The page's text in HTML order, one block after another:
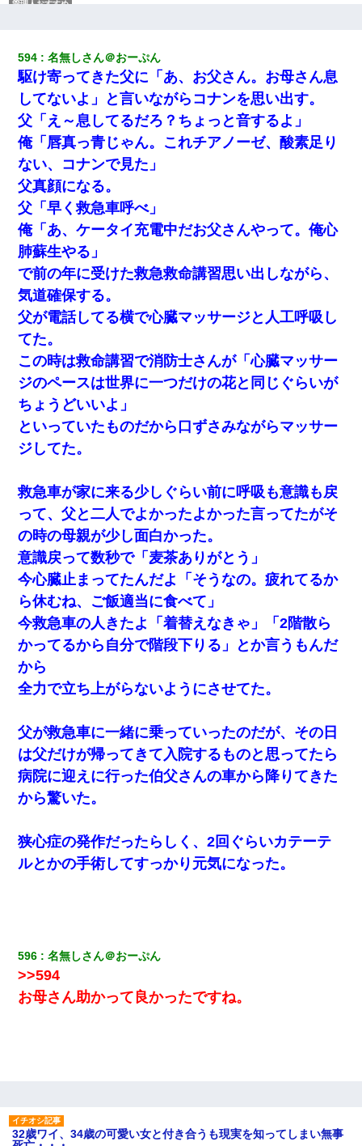
上司「何なの、この書類！！」私「あの‥」上司「今は私が話し
てるの！」私「ですから」上司「黙って聞きなさい！」私「それ
は」上司「言い訳しない！」→結果ｗｗｗｗｗ
ＤＮＡ検査『血縁関係０％』旦那「やっぱり托卵だったんだ…」
嫁「本当に身に覚えがない」「なにかの間違いだ！取り違え
だ！」→ 嫁「あっ」
近所のお寺に住み込みで手伝いしてる知的障害のオッサンがい
た。ある日、オッサンが火かき棒を持って顔を真っ赤にしながら
走り回っていて…
元旦那から復縁要請。息子「最新型のiPhoneも買えない貧乏は嫌
だ、再婚して」私「なら父親と暮らせ」息子「やった＾＾」私
（もう手遅れだったんだな…）
【画像】女の子「お母さん！！私ようやくファッションモデルに
選ばれたの！絶対見に来てね！」→悲しい結果がこれ・・・
妻が亡くなったんだけど正直ガチで嬉しい
【衝撃】婚約者「兄と結婚はするけど嫁入りするわけじゃない。
お互い干渉はしないようにしましょう」→ その後に結納金の話を
結婚生活10ヶ月目で嫁から一方的に「もう冷めた」と離婚切り出
された
13歳娘が元嫁のところから逃げてきた。どう扱ったらいいのかわ
からない
【画像】女上司(30)「終電なくなったね…部屋くる？」ワイ「行
きます！」
転職先が決まったので退職の意思を伝えたら。上司「無責任」
「簡単には辞めさせない」私（どうせ辞めるし…）→ 思いっきり
反論をしてみた
彼にプロポーズされたんだけど、実は資産家だと知って婚約破棄
した。B子「A男くんと別れたって本当？私が付き合ってもい
い？」
高1のとき男に襲われ、不妊の叔母に頼まれて出産。→叔母夫婦が
旦那の元嫁「離婚したとはいえ、私が本来の妻。許可なく結婚す
るなんてどういう神経してるの？離婚届を記入して持って来い」
て知ってる？」
【クズ】昔、兄がお見合いして「ブスすぎｗｗｗ」と断った女性
が、兄の同級生と結婚。それを知った兄は荒れ狂い、｢嫁さん、俺
ワイアラサー主婦、昨晩久しぶりに夫と致した結果ｗｗｗｗｗ
594 名無しさん＠おーぷん
駆け寄ってきた父に「あ、お父さん。お母さん息
してないよ」と言いながらコナンを思い出す。
父「え～息してるだろ？ちょっと音するよ」
俺「唇真っ青じゃん。これチアノーゼ、酸素足り
ない、コナンで見た」
父真顔になる。
父「早く救急車呼べ」
俺「あ、ケータイ充電中だお父さんやって。俺心
肺蘇生やる」
で前の年に受けた救急救命講習思い出しながら、
気道確保する。
父が電話してる横で心臓マッサージと人工呼吸し
てた。
この時は救命講習で消防士さんが「心臓マッサー
ジのペースは世界に一つだけの花と同じぐらいが
ちょうどいいよ」
といっていたものだから口ずさみながらマッサー
ジしてた。
救急車が家に来る少しぐらい前に呼吸も意識も戻
って、父と二人でよかったよかった言ってたがそ
の時の母親が少し面白かった。
意識戻って数秒で「麦茶ありがとう」
今心臓止まってたんだよ「そうなの。疲れてるか
ら休むね、ご飯適当に食べて」
今救急車の人きたよ「着替えなきゃ」「2階散ら
かってるから自分で階段下りる」とか言うもんだ
から
全力で立ち上がらないようにさせてた。
父が救急車に一緒に乗っていったのだが、その日
は父だけが帰ってきて入院するものと思ってたら
病院に迎えに行った伯父さんの車から降りてきた
から驚いた。
狭心症の発作だったらしく、2回ぐらいカテーテ
ルとかの手術してすっかり元気になった。
596 名無しさん＠おーぷん
>>594
お母さん助かって良かったですね。
32歳ワイ、34歳の可愛い女と付き合うも現実を知ってしまい無事